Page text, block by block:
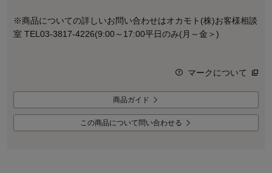
※商品についての詳しいお問い合わせはオカモト(株)お客様相談
室 TEL03-3817-4226(9:00～17:00平日のみ(月～金＞)
マークについて
商品ガイド
この商品について問い合わせる